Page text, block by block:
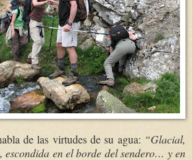
de las virtudes de su agua: “Glacial,
escondida en el borde del sendero… y en